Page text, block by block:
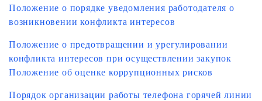
Положение о порядке уведомления работодателя о
возникновении конфликта интересов
Положение о предотвращении и урегулировании
конфликта интересов при осуществлении закупок
Положение об оценке коррупционных рисков
Порядок организации работы телефона горячей линии